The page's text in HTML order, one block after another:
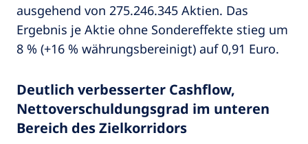
ausgehend von 275.246.345 Aktien. Das
Ergebnis je Aktie ohne Sondereffekte stieg um
8 % (+16 % währungsbereinigt) auf 0,91 Euro.
Deutlich verbesserter Cashflow,
Nettoverschuldungsgrad im unteren
Bereich des Zielkorridors